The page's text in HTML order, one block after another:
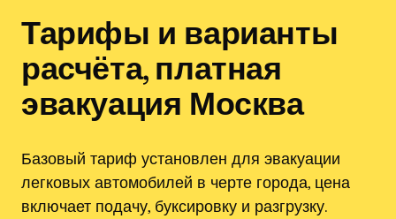
Тарифы и варианты
расчёта, платная
эвакуация Москва
Базовый тариф установлен для эвакуации
легковых автомобилей в черте города, цена
включает подачу, буксировку и разгрузку.